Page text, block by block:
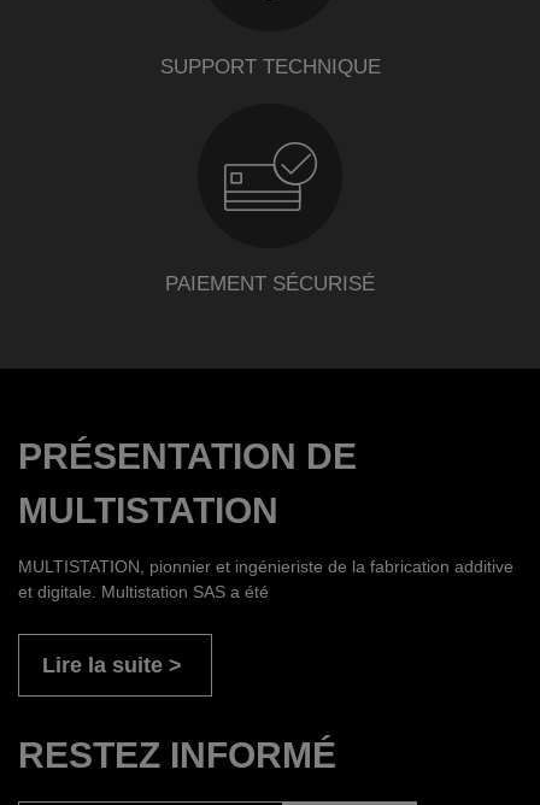
SUPPORT TECHNIQUE
PAIEMENT SÉCURISÉ
PRÉSENTATION DE
MULTISTATION
MULTISTATION, pionnier et ingénieriste de la fabrication additive
et digitale. Multistation SAS a été
Lire la suite
RESTEZ INFORMÉ